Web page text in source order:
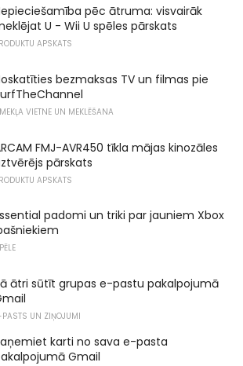
pēc ātruma: visvairāk
U - Wii U spēles pārskats
APSKATS
bezmaksas TV un filmas pie
VIETNE UN MEKLĒŠANA
FMJ-AVR450 tīkla mājas kinozāles
pārskats
APSKATS
padomi un triki par jauniem Xbox
ātri sūtīt grupas e-pastu pakalpojumā
PASTS UN ZIŅOJUMI
karti no sava e-pasta
Gmail